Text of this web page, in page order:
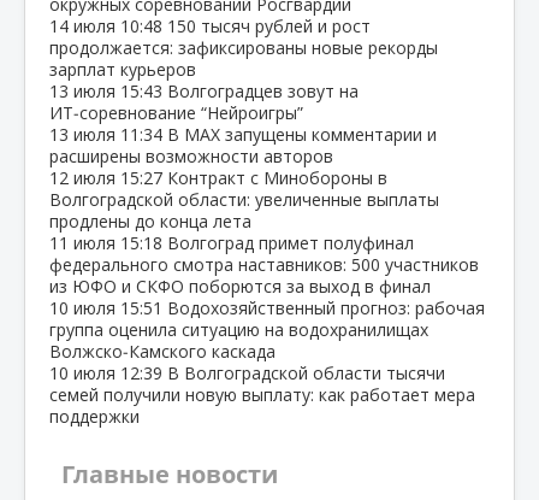
14 июля 10:48 150 тысяч рублей и рост
продолжается: зафиксированы новые рекорды
зарплат курьеров
13 июля 15:43 Волгоградцев зовут на
ИТ‑соревнование “Нейроигры”
13 июля 11:34 В МАХ запущены комментарии и
расширены возможности авторов
12 июля 15:27 Контракт с Минобороны в
Волгоградской области: увеличенные выплаты
продлены до конца лета
11 июля 15:18 Волгоград примет полуфинал
федерального смотра наставников: 500 участников
из ЮФО и СКФО поборются за выход в финал
10 июля 15:51 Водохозяйственный прогноз: рабочая
группа оценила ситуацию на водохранилищах
Волжско‑Камского каскада
10 июля 12:39 В Волгоградской области тысячи
семей получили новую выплату: как работает мера
поддержки
Главные новости